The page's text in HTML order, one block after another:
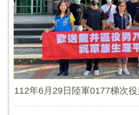
112年6月29日陸軍0177梯次